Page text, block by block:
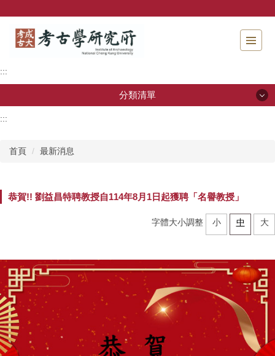
容
區
:::
分類清單
關於本所
教研活動
法規表單
行事曆
:::
首頁 最新消息
恭賀!! 劉益昌特聘教授自114年8月1日起獲聘「名譽教授」
字體大小調整 小 中 大